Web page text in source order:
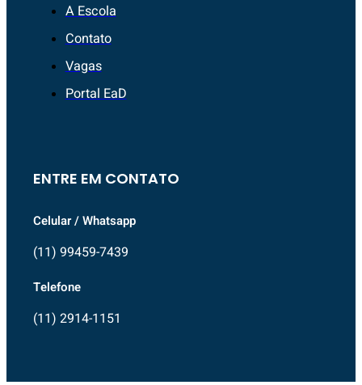
A Escola
Contato
Vagas
Portal EaD
ENTRE EM CONTATO
Celular / Whatsapp
(11) 99459-7439
Telefone
(11) 2914-1151